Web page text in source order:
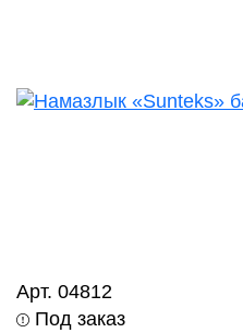
Арт. 04812
Под заказ